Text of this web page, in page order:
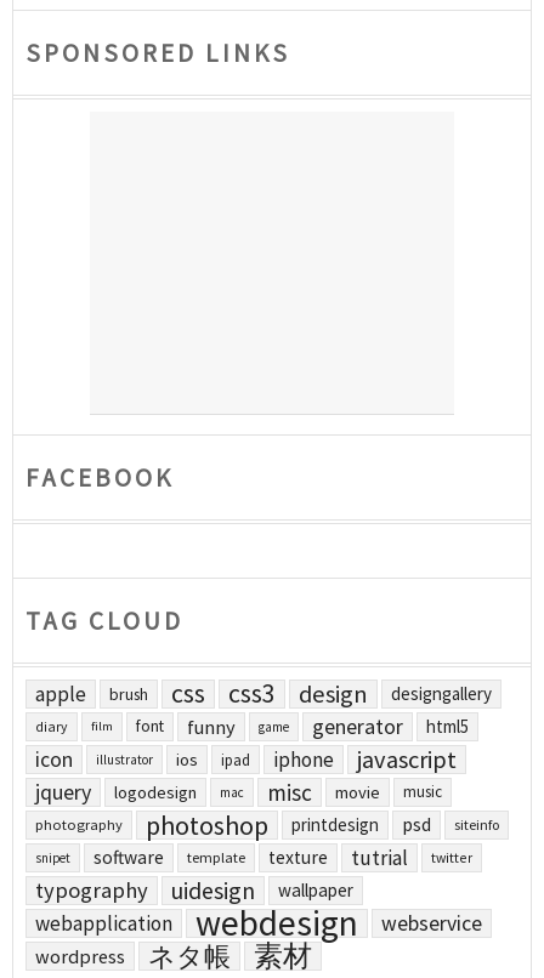
SPONSORED LINKS
FACEBOOK
TAG CLOUD
apple brush css css3 design designgallery
diary film font funny game generator html5
icon illustrator ios ipad iphone javascript
jquery logodesign mac misc movie music
photography photoshop printdesign psd siteinfo
snipet software template texture tutrial twitter
typography uidesign wallpaper
webapplication webdesign webservice
wordpress ネタ帳 素材